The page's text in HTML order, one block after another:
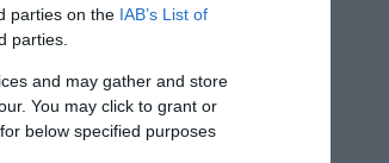
parties on the IAB’s List of
parties.
and may gather and store
You may click to grant or
below specified purposes